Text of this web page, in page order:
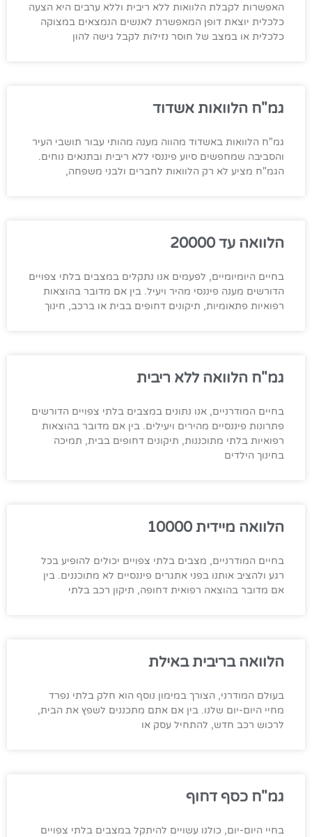
האפשרות לקבלת הלוואות ללא ריבית וללא ערבים היא הצעה
כלכלית יוצאת דופן המאפשרת לאנשים הנמצאים במצוקה
כלכלית או במצב של חוסר נזילות לקבל גישה להון
גמ"ח הלוואות אשדוד
גמ"ח הלוואות באשדוד מהווה מענה מהותי עבור תושבי העיר
והסביבה שמחפשים סיוע פיננסי ללא ריבית ובתנאים נוחים.
הגמ"ח מציע לא רק הלוואות לחברים ולבני משפחה,
הלוואה עד 20000
בחיים היומיומיים, לפעמים אנו נתקלים במצבים בלתי צפויים
הדורשים מענה פיננסי מהיר ויעיל. בין אם מדובר בהוצאות
רפואיות פתאומיות, תיקונים דחופים בבית או ברכב, חינוך
גמ"ח הלוואה ללא ריבית
בחיים המודרניים, אנו נתונים במצבים בלתי צפויים הדורשים
פתרונות פיננסיים מהירים ויעילים. בין אם מדובר בהוצאות
רפואיות בלתי מתוכננות, תיקונים דחופים בבית, תמיכה
בחינוך הילדים
הלוואה מיידית 10000
בחיים המודרניים, מצבים בלתי צפויים יכולים להופיע בכל
רגע ולהציב אותנו בפני אתגרים פיננסיים לא מתוכננים. בין
אם מדובר בהוצאה רפואית דחופה, תיקון רכב בלתי
הלוואה בריבית באילת
בעולם המודרני, הצורך במימון נוסף הוא חלק בלתי נפרד
מחיי היום-יום שלנו. בין אם אתם מתכננים לשפץ את הבית,
לרכוש רכב חדש, להתחיל עסק או
גמ"ח כסף דחוף
בחיי היום-יום, כולנו עשויים להיתקל במצבים בלתי צפויים